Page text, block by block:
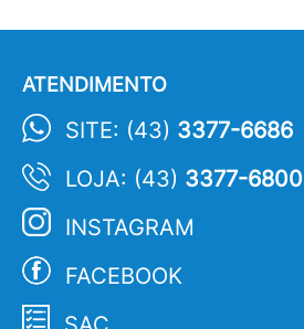
ATENDIMENTO
SITE: (43) 3377-6686
LOJA: (43) 3377-6800
INSTAGRAM
FACEBOOK